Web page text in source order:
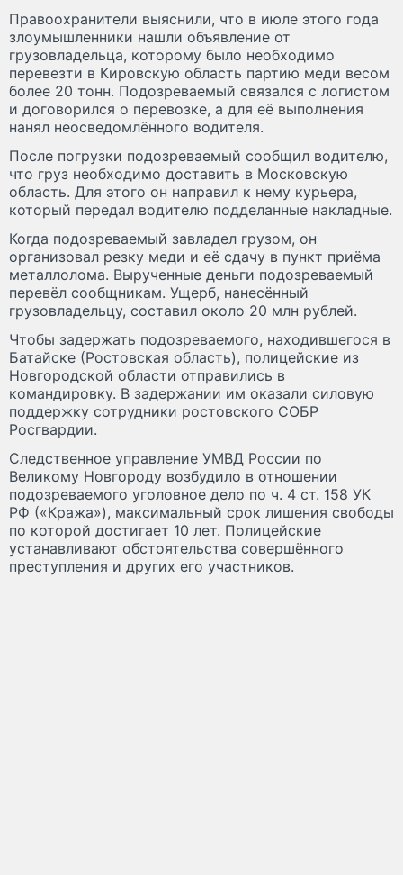
Правоохранители выяснили, что в июле этого года
злоумышленники нашли объявление от
грузовладельца, которому было необходимо
перевезти в Кировскую область партию меди весом
более 20 тонн. Подозреваемый связался с логистом
и договорился о перевозке, а для её выполнения
нанял неосведомлённого водителя.
После погрузки подозреваемый сообщил водителю,
что груз необходимо доставить в Московскую
область. Для этого он направил к нему курьера,
который передал водителю подделанные накладные.
Когда подозреваемый завладел грузом, он
организовал резку меди и её сдачу в пункт приёма
металлолома. Вырученные деньги подозреваемый
перевёл сообщникам. Ущерб, нанесённый
грузовладельцу, составил около 20 млн рублей.
Чтобы задержать подозреваемого, находившегося в
Батайске (Ростовская область), полицейские из
Новгородской области отправились в
командировку. В задержании им оказали силовую
поддержку сотрудники ростовского СОБР
Росгвардии.
Следственное управление УМВД России по
Великому Новгороду возбудило в отношении
подозреваемого уголовное дело по ч. 4 ст. 158 УК
РФ («Кража»), максимальный срок лишения свободы
по которой достигает 10 лет. Полицейские
устанавливают обстоятельства совершённого
преступления и других его участников.